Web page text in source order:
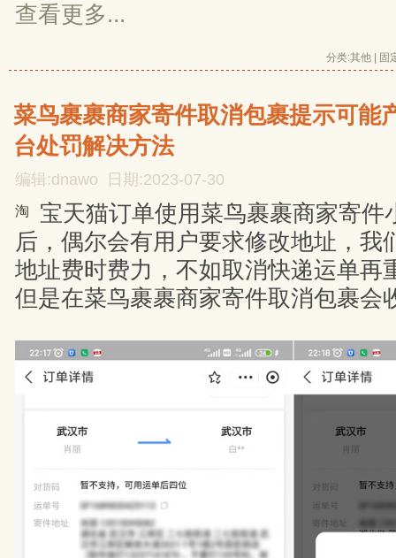
查看更多...
分类:其他 固
菜鸟裹裹商家寄件取消包裹提示可能
台处罚解决方法
编辑:dnawo 日期:2023-07-30
淘
宝天猫订单使用菜鸟裹裹商家寄件
后，偶尔会有用户要求修改地址，我
地址费时费力，不如取消快递运单再
但是在菜鸟裹裹商家寄件取消包裹会